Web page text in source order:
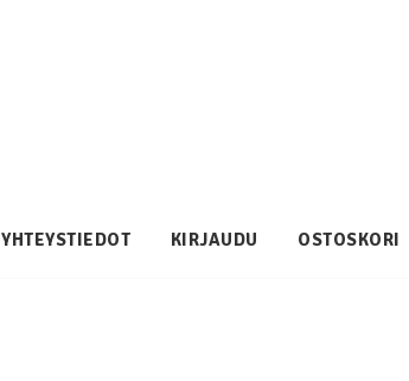
YHTEYSTIEDOT KIRJAUDU OSTOSKORI